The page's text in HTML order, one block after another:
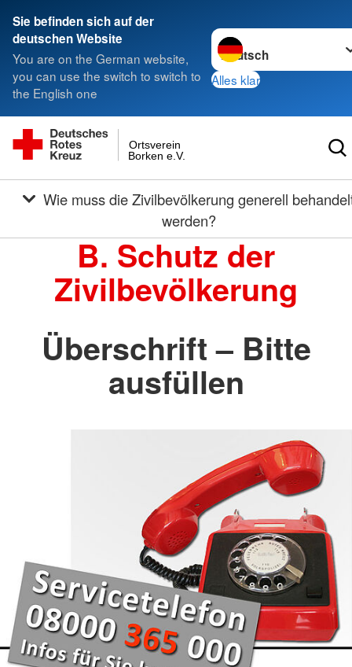
Sie befinden sich auf der
deutschen Website
You are on the German website,
you can use the switch to switch to
the English one
Sprache wechseln zu
Alles klar
Borken e.V.
Ortsverein
Wie muss die Zivilbevölkerung generell behandelt
werden?
B. Schutz der
Zivilbevölkerung
Überschrift – Bitte
ausfüllen